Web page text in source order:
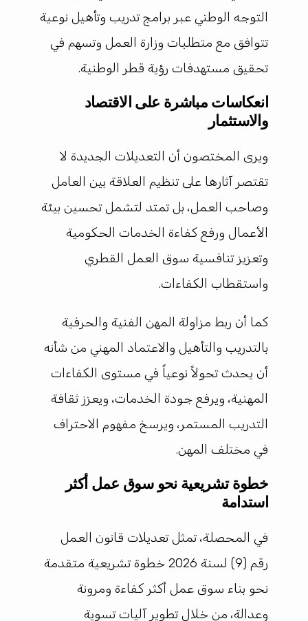
التوجه الوطني عبر برامج تدريب وتأهيل نوعية
تتوافق مع متطلبات وزارة العمل وتسهم في
تحقيق مستهدفات رؤية قطر الوطنية.
انعكاسات مباشرة على الاقتصاد
والاستثمار
ويرى المختصون أن التعديلات الجديدة لا
تقتصر آثارها على تنظيم العلاقة بين العامل
وصاحب العمل، بل تمتد لتشمل تحسين بيئة
الأعمال ورفع كفاءة الخدمات الحكومية
وتعزيز تنافسية سوق العمل القطري
واستقطاب الكفاءات.
كما أن ربط مزاولة المهن الفنية والحرفية
بالتدريب والتأهيل والاعتماد المهني من شأنه
أن يحدث تحولاً نوعياً في مستوى الكفاءات
المهنية، ويرفع جودة الخدمات، ويعزز ثقافة
التدريب المستمر، ويرسخ مفهوم الاحتراف
في مختلف المهن.
خطوة تشريعية نحو سوق عمل أكثر
استدامة
في المحصلة، تمثل تعديلات قانون العمل
رقم (9) لسنة 2026 خطوة تشريعية متقدمة
نحو بناء سوق عمل أكثر كفاءة ومرونة
وعدالة، من خلال تطوير آليات تسوية